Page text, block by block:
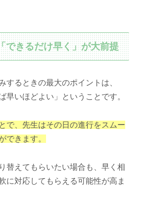
できるだけ早く」が大前提
するときの最大のポイントは、
早いほどよい」ということです。
で、先生はその日の進行をスムー
できます。
替えてもらいたい場合も、早く相
に対応してもらえる可能性が高ま